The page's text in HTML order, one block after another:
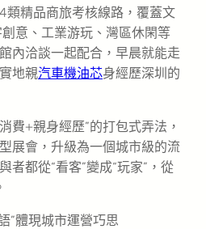
類精品商旅考核線路，覆蓋文
意、工業游玩、灣區休閑等
內洽談一起配合，早晨就能走
地親汽車機油芯身經歷深圳的
費+親身經歷”的打包式弄法，
展會，升級為一個城市級的流
者都從“看客”變成“玩家”，從
”體現城市運營巧思